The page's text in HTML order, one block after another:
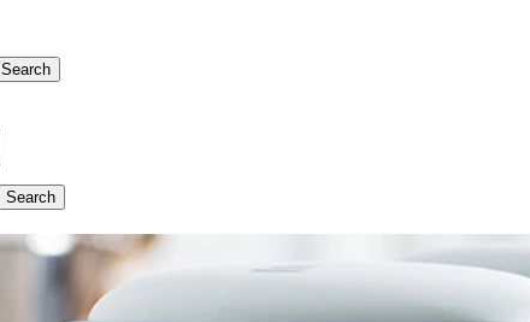
Search
Search